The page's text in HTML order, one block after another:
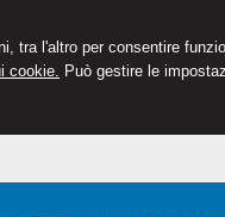
tra l'altro per consentire
cookie. Può gestire le